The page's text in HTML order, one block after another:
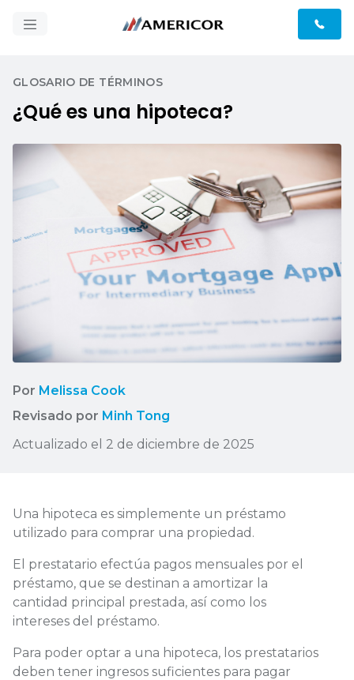
GLOSARIO DE TÉRMINOS
¿Qué es una hipoteca?
Por Melissa Cook
Revisado por Minh Tong
Actualizado el 2 de diciembre de 2025
Una hipoteca es simplemente un préstamo
utilizado para comprar una propiedad.
El prestatario efectúa pagos mensuales por el
préstamo, que se destinan a amortizar la
cantidad principal prestada, así como los
intereses del préstamo.
Para poder optar a una hipoteca, los prestatarios
deben tener ingresos suficientes para pagar